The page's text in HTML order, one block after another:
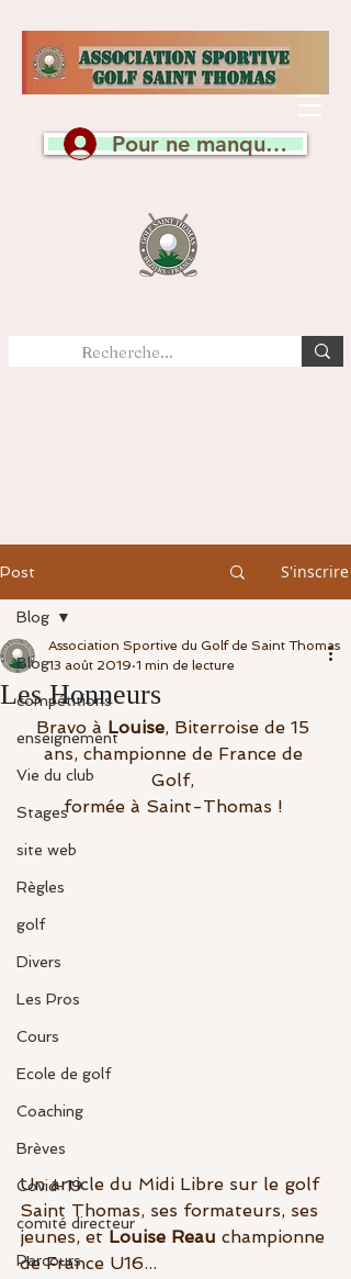
Pour ne manquer
Post S'inscrire
Blog
compétitions
enseignement
Vie du club
Stages
site web
Règles
golf
Divers
Les Pros
Cours
Ecole de golf
Coaching
Brèves
Covid-19
comité directeur
Parcours
Blog
Les Honneurs
Association Sportive du Golf de Saint Thomas
13 août 2019 1 min de lecture
Bravo à Louise, Biterroise de 15
ans, championne de France de
Golf,
formée à Saint-Thomas !
Un article du Midi Libre sur le golf
Saint Thomas, ses formateurs, ses
jeunes, et Louise Reau championne
de France U16...